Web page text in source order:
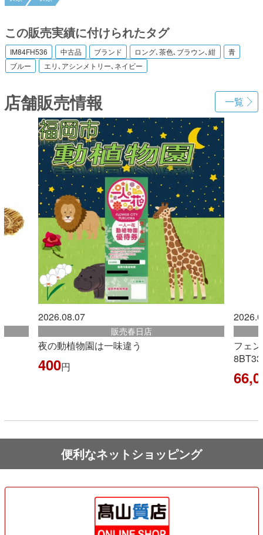
この販売実績に付けられたタグ
IM84FH536 中古品 ブランド ロング､茶色､ブラウン､紺
青
ブルー
エリ､アシンメトリー､ネイビー
一覧
店舗販売情報
2026.08.07
販売古賀店
フェンディ ボックス ショルダーバッグ
8BT339
66,000
【
ー
バ
便利なネットショッピング